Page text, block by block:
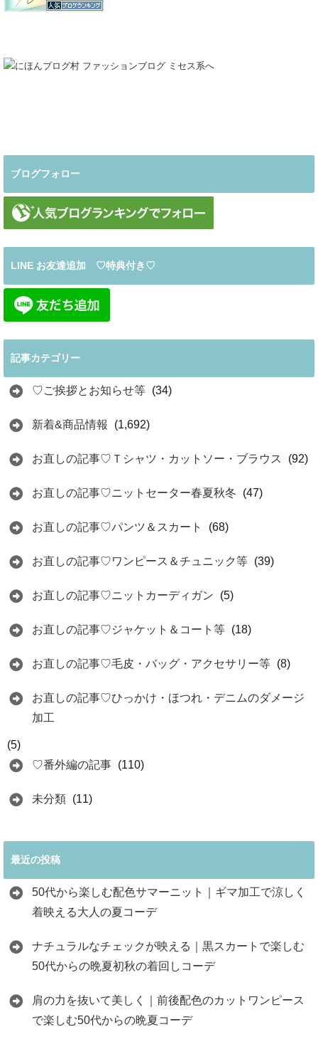
ブログフォロー
LINE お友達追加 ♡特典付き♡
記事カテゴリー
♡ご挨拶とお知らせ等 (34)
新着&商品情報 (1,692)
お直しの記事♡Ｔシャツ・カットソー・ブラウス (92)
お直しの記事♡ニットセーター春夏秋冬 (47)
お直しの記事♡パンツ＆スカート (68)
お直しの記事♡ワンピース＆チュニック等 (39)
お直しの記事♡ニットカーディガン (5)
お直しの記事♡ジャケット＆コート等 (18)
お直しの記事♡毛皮・バッグ・アクセサリー等 (8)
お直しの記事♡ひっかけ・ほつれ・デニムのダメージ
加工
(5)
♡番外編の記事 (110)
未分類 (11)
最近の投稿
50代から楽しむ配色サマーニット｜ギマ加工で涼しく
着映える大人の夏コーデ
ナチュラルなチェックが映える｜黒スカートで楽しむ
50代からの晩夏初秋の着回しコーデ
肩の力を抜いて美しく｜前後配色のカットワンピース
で楽しむ50代からの晩夏コーデ